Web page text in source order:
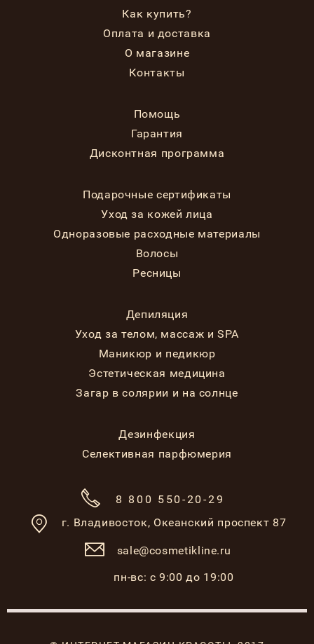
Как купить?
Оплата и доставка
О магазине
Контакты
Помощь
Гарантия
Дисконтная программа
Подарочные сертификаты
Уход за кожей лица
Одноразовые расходные материалы
Волосы
Ресницы
Депиляция
Уход за телом, массаж и SPA
Маникюр и педикюр
Эстетическая медицина
Загар в солярии и на солнце
Дезинфекция
Селективная парфюмерия
8 800 550-20-29
г. Владивосток, Океанский проспект 87
sale@cosmetikline.ru
пн-вс: с 9:00 до 19:00